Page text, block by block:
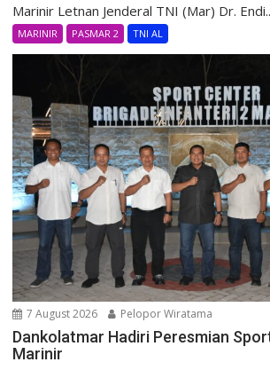
Marinir Letnan Jenderal TNI (Mar) Dr.
MARINIR PASMAR 2 TNI AL
7 August 2026 Pelopor Wiratama
Dankolatmar Hadiri Peresmian
Marinir